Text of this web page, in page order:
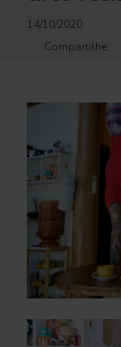
14/10/2020
Compartilhe: